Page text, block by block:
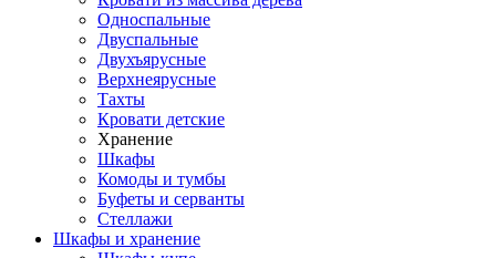
Односпальные
Двуспальные
Двухъярусные
Верхнеярусные
Тахты
Кровати детские
Хранение
Шкафы
Комоды и тумбы
Буфеты и серванты
Стеллажи
Шкафы и хранение